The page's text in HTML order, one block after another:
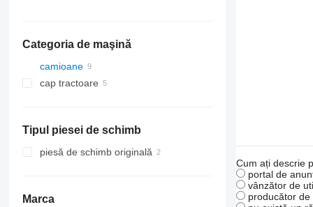
Categoria de maşină
camioane
cap tractoare
Tipul piesei de schimb
piesă de schimb originală
Marca
Cum ați descrie
portal de
vânzător de
producător